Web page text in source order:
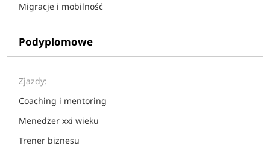
Migracje i mobilność
Podyplomowe
Zjazdy:
Coaching i mentoring
Menedżer xxi wieku
Trener biznesu